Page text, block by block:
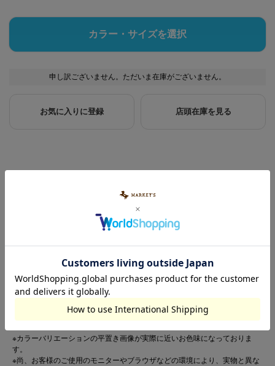
カラー・サイズを選択
申し訳ございません。ただいま在庫がございません。
お気に入りに登録 店頭在庫を見る
【デイリー使いにも、お出かけにも】
耳まですっぽり隠れて寒くなり始めも安心◎
NORTHFACEのワッペンが目を惹く。
Brand : THE NORTH FACE / ザ ノース フェイス
※カラーバリエーションの平置き画像が実際に近いお色味になっておりま
す。
※尚、お客様のご使用のモニターやブラウザなどの環境により、実物と異な